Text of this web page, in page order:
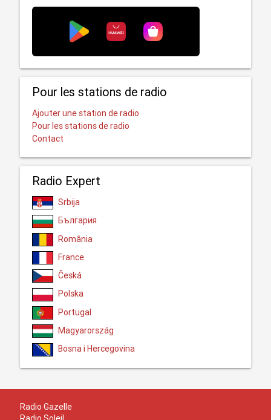
Pour les stations de radio
Ajouter une station de radio
Pour les stations de radio
Contact
Radio Expert
Srbija
България
România
France
Česká
Polska
Portugal
Magyarország
Bosna i Hercegovina
Radio Gazelle